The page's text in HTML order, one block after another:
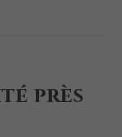
près